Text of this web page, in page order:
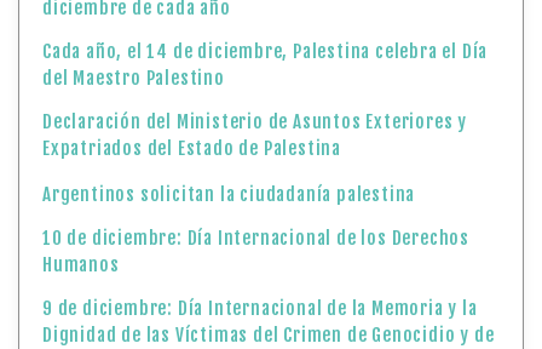
diciembre de cada año
Cada año, el 14 de diciembre, Palestina celebra el Día
del Maestro Palestino
Declaración del Ministerio de Asuntos Exteriores y
Expatriados del Estado de Palestina
Argentinos solicitan la ciudadanía palestina
10 de diciembre: Día Internacional de los Derechos
Humanos
9 de diciembre: Día Internacional de la Memoria y la
Dignidad de las Víctimas del Crimen de Genocidio y de